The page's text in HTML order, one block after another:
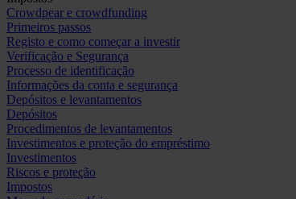
Crowdpear e crowdfunding
Primeiros passos
Registo e como começar a investir
Verificação e Segurança
Processo de identificação
Informações da conta e segurança
Depósitos e levantamentos
Depósitos
Procedimentos de levantamentos
Investimentos e proteção do empréstimo
Investimentos
Riscos e proteção
Impostos